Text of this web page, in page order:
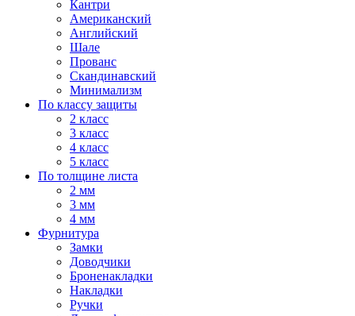
Кантри
Американский
Английский
Шале
Прованс
Скандинавский
Минимализм
По классу защиты
2 класс
3 класс
4 класс
5 класс
По толщине листа
2 мм
3 мм
4 мм
Фурнитура
Замки
Доводчики
Броненакладки
Накладки
Ручки